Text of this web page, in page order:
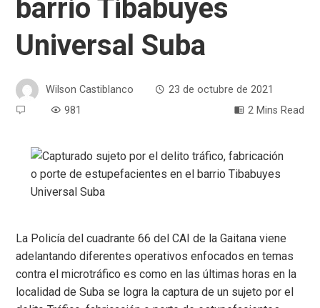
barrio Tibabuyes
Universal Suba
Wilson Castiblanco
23 de octubre de 2021
981
2 Mins Read
La Policía del cuadrante 66 del CAI de la Gaitana viene
adelantando diferentes operativos enfocados en temas
contra el microtráfico es como en las últimas horas en la
localidad de Suba se logra la captura de un sujeto por el